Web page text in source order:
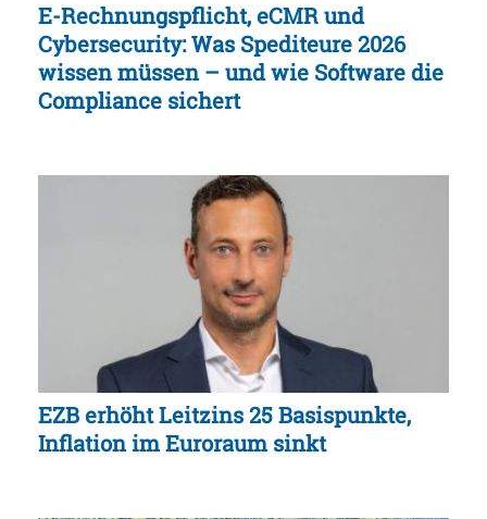
E-Rechnungspflicht, eCMR und
Cybersecurity: Was Spediteure 2026
wissen müssen – und wie Software die
Compliance sichert
EZB erhöht Leitzins 25 Basispunkte,
Inflation im Euroraum sinkt